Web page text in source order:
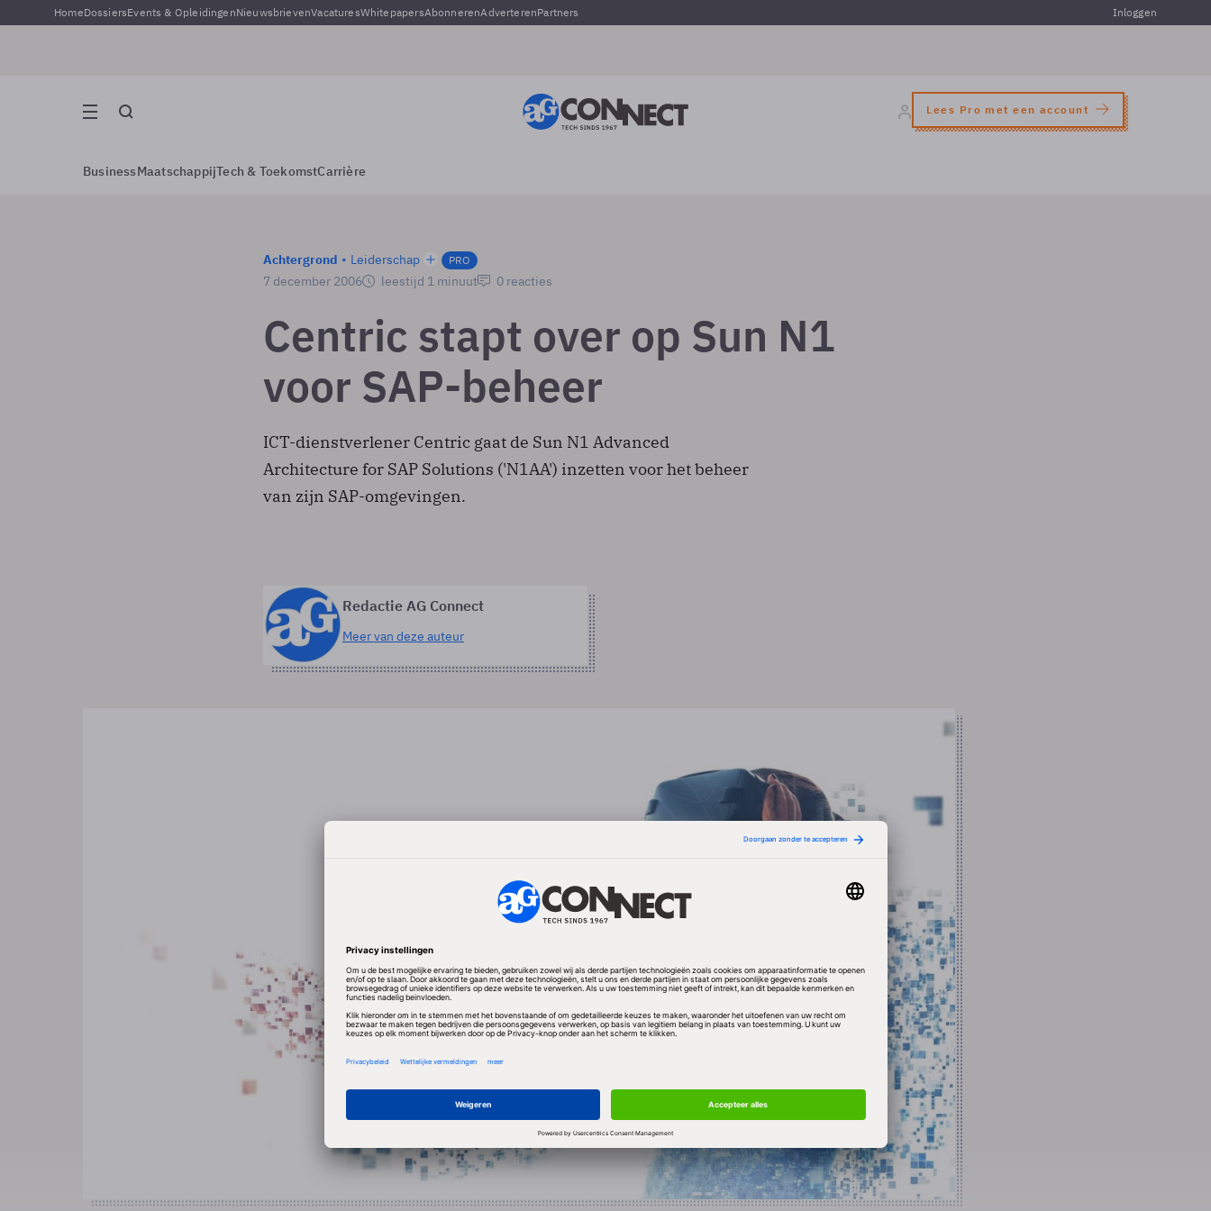
HomeDossiersEvents & OpleidingenNieuwsbrievenVacaturesWhitepapersAbonnerenAdverterenPartners Inloggen
Lees Pro met een account
BusinessMaatschappijTech & ToekomstCarrière
Achtergrond Leiderschap PRO
7 december 2006 leestijd 1 minuut 0 reacties
Centric stapt over op Sun N1
voor SAP-beheer
ICT-dienstverlener Centric gaat de Sun N1 Advanced
Architecture for SAP Solutions ('N1AA') inzetten voor het beheer
van zijn SAP-omgevingen.
Redactie AG Connect
Meer van deze auteur